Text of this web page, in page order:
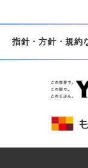
指針・方針・規約